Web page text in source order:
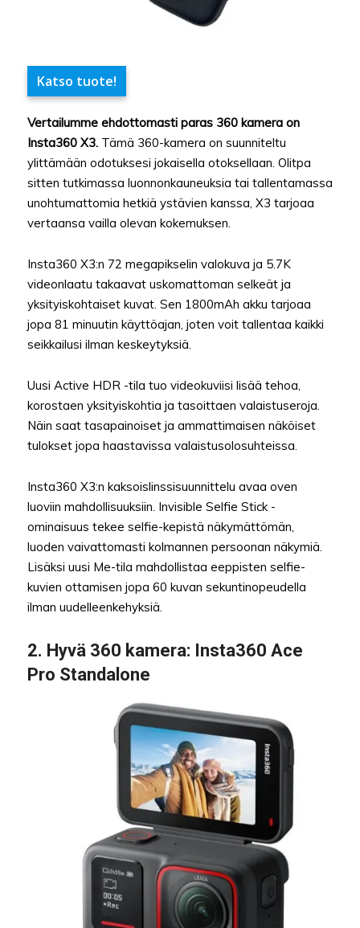
Katso tuote!
Vertailumme ehdottomasti paras 360 kamera on
Insta360 X3. Tämä 360-kamera on suunniteltu
ylittämään odotuksesi jokaisella otoksellaan. Olitpa
sitten tutkimassa luonnonkauneuksia tai tallentamassa
unohtumattomia hetkiä ystävien kanssa, X3 tarjoaa
vertaansa vailla olevan kokemuksen.
Insta360 X3:n 72 megapikselin valokuva ja 5.7K
videonlaatu takaavat uskomattoman selkeät ja
yksityiskohtaiset kuvat. Sen 1800mAh akku tarjoaa
jopa 81 minuutin käyttöajan, joten voit tallentaa kaikki
seikkailusi ilman keskeytyksiä.
Uusi Active HDR -tila tuo videokuviisi lisää tehoa,
korostaen yksityiskohtia ja tasoittaen valaistuseroja.
Näin saat tasapainoiset ja ammattimaisen näköiset
tulokset jopa haastavissa valaistusolosuhteissa.
Insta360 X3:n kaksoislinssisuunnittelu avaa oven
luoviin mahdollisuuksiin. Invisible Selfie Stick -
ominaisuus tekee selfie-kepistä näkymättömän,
luoden vaivattomasti kolmannen persoonan näkymiä.
Lisäksi uusi Me-tila mahdollistaa eeppisten selfie-
kuvien ottamisen jopa 60 kuvan sekuntinopeudella
ilman uudelleenkehyksiä.
2. Hyvä 360 kamera: Insta360 Ace
Pro Standalone